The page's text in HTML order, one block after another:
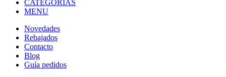
CATEGORÍAS
MENU
Novedades
Rebajados
Contacto
Blog
Guía pedidos